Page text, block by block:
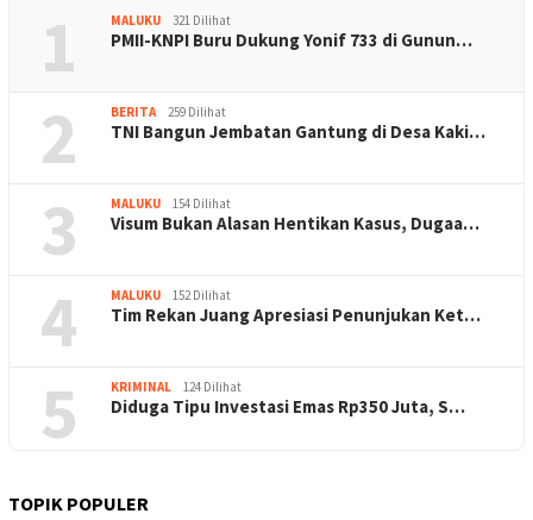
1 MALUKU 321 Dilihat
PMII-KNPI Buru Dukung Yonif 733 di Gunun…
2 BERITA 259 Dilihat
TNI Bangun Jembatan Gantung di Desa Kaki…
3 MALUKU 154 Dilihat
Visum Bukan Alasan Hentikan Kasus, Dugaa…
4 MALUKU 152 Dilihat
Tim Rekan Juang Apresiasi Penunjukan Ket…
5 KRIMINAL 124 Dilihat
Diduga Tipu Investasi Emas Rp350 Juta, S…
TOPIK POPULER